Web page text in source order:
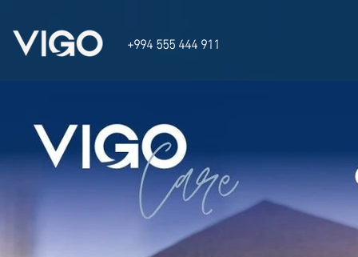
+994 555 444 911